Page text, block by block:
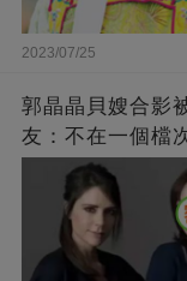
2023/07/25
郭晶晶貝嫂合影
友：不在一個檔